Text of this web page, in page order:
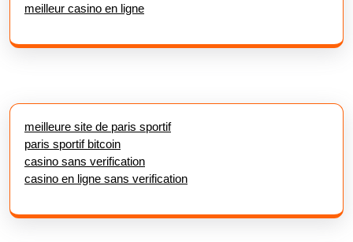
meilleur casino en ligne
meilleure site de paris sportif
paris sportif bitcoin
casino sans verification
casino en ligne sans verification